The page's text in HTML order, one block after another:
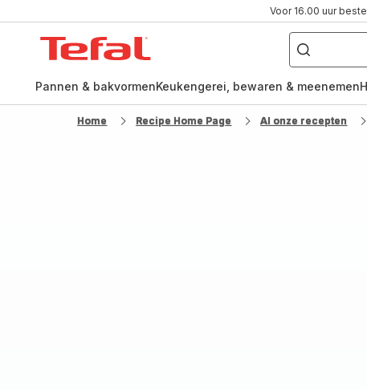
Voor 16.00 uur
Waar
ben
naar
Pannen & bakvormenKeukengerei, bewaren & meenemen
Home Recipe Home Page Al onze recepten